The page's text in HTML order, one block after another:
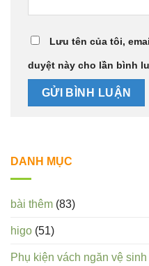
Lưu tên của tôi,
duyệt này cho lần bình
DANH MỤC
bài thêm (83)
higo (51)
Phụ kiện vách ngăn vệ sinh